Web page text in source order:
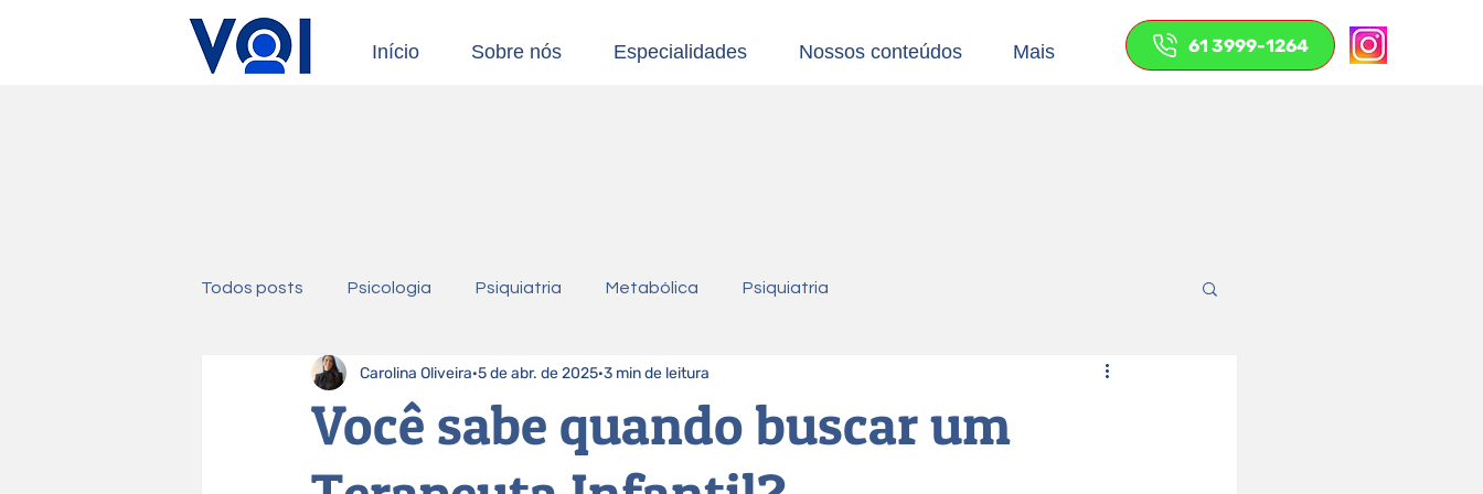
Início Sobre nós Especialidades Nossos conteúdos Mais 61 3999-1264
Todos posts Psicologia Psiquiatria Metabólica Psiquiatria
Você sabe quando buscar um
Carolina Oliveira 5 de abr. de 2025 3 min de leitura